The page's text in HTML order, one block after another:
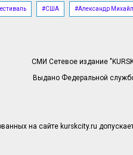
#США #Александр
СМИ Сетевое издание
Выдано Федеральной
на сайте kurskcity.ru